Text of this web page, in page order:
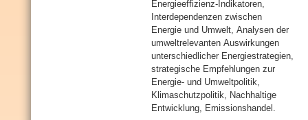
Energieeffizienz-Indikatoren,
Interdependenzen zwischen
Energie und Umwelt, Analysen der
umweltrelevanten Auswirkungen
unterschiedlicher Energiestrategien,
strategische Empfehlungen zur
Energie- und Umweltpolitik,
Klimaschutzpolitik, Nachhaltige
Entwicklung, Emissionshandel.